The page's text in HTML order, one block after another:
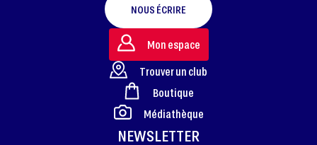
FOOTER
NOUS ÉCRIRE
NEWSLETTER
Mon espace
Trouver un club
Boutique
Médiathèque